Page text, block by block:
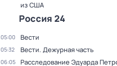
из США
Россия 24
05:00 Вести
05:32 Вести. Дежурная часть
06:05 Расследование Эдуарда